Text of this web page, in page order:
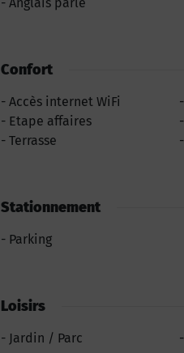
Confort
Accès internet WiFi
Etape affaires
Terrasse
Stationnement
Parking
Loisirs
Jardin / Parc